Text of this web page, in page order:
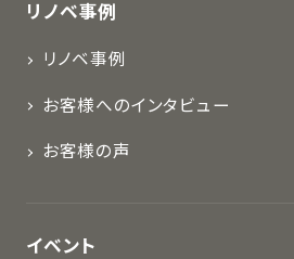
リノベ事例
リノベ事例
お客様へのインタビュー
お客様の声
イベント